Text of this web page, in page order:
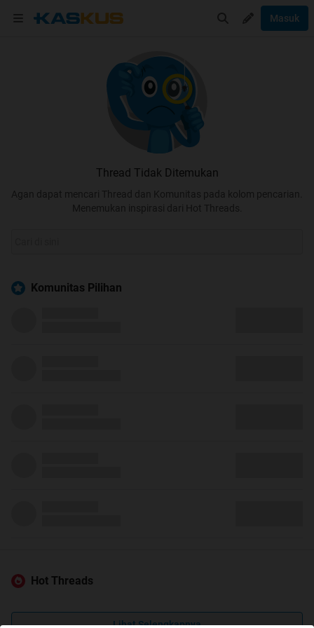
Masuk
Thread Tidak Ditemukan
Agan dapat mencari Thread dan Komunitas pada kolom pencarian.
Menemukan inspirasi dari Hot Threads.
Komunitas Pilihan
Hot Threads
Lihat Selengkapnya